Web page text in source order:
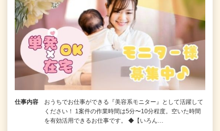
仕事内容
おうちでお仕事ができる『美容系モニター』として活躍して
ください！ 1案件の作業時間は5分〜10分程度。空いた時間
を有効活用できるお仕事です。 ◆【いろん…